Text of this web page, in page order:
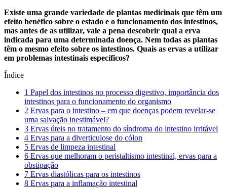
Existe uma grande variedade de plantas medicinais que têm um
efeito benéfico sobre o estado e o funcionamento dos intestinos,
mas antes de as utilizar, vale a pena descobrir qual a erva
indicada para uma determinada doença. Nem todas as plantas
têm o mesmo efeito sobre os intestinos. Quais as ervas a utilizar
em problemas intestinais específicos?
Índice
1 Papel dos intestinos no processo digestivo, importância dos
intestinos para o funcionamento do organismo
2 Ervas para o intestino – em que doenças podem revelar-se
uma salvação inestimável?
3 Ervas úteis no tratamento do síndroma do intestino irritável
4 Ervas para a diverticulose do cólon
5 Ervas de limpeza intestinal
6 Ervas que melhoram o peristaltismo intestinal, ervas para a
obstipação
7 Ervas diastólicas para os intestinos
8 Ervas para a inflamação intestinal